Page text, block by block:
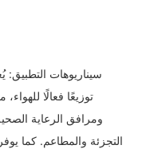
توزيعًا فعالًا
ومرافق الرعاية
التجزئة والمطاعم. كما